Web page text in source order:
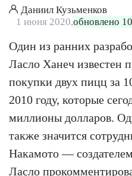
Даниил Кузьменков
1 июня 2020,обновлено
Один из ранних
Ласло Ханеч известен
покупки двух пицц за
2010 году, которые
миллионы долларов.
также значится
Накамото —
Ласло